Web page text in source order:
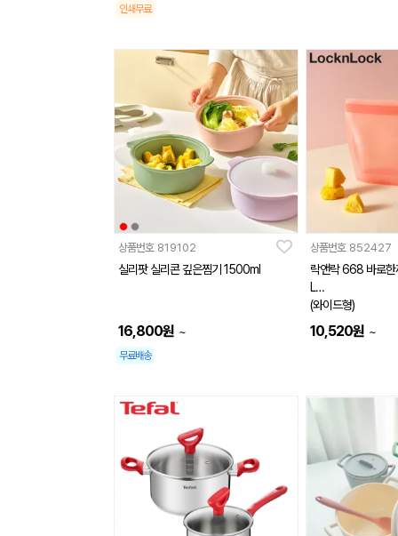
인쇄무료
상품번호 819102
실리팟 실리콘 깊은찜기 1500ml
16,800원 ~
무료배송
상품번호 852427
락앤락 668 바로한끼 실리콘 지퍼백 1.3
L
(와이드형)
10,520원 ~